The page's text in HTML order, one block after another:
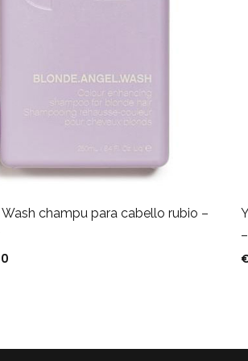
champu para cabello rubio –
Rango de precios: desde €7,20 hasta